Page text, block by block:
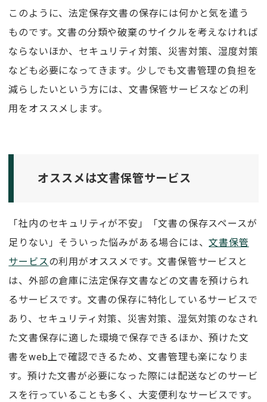
このように、法定保存文書の保存には何かと気を遣う
ものです。文書の分類や破棄のサイクルを考えなければ
ならないほか、セキュリティ対策、災害対策、湿度対策
なども必要になってきます。少しでも文書管理の負担を
減らしたいという方には、文書保管サービスなどの利
用をオススメします。
オススメは文書保管サービス
「社内のセキュリティが不安」「文書の保存スペースが
足りない」そういった悩みがある場合には、文書保管
サービスの利用がオススメです。文書保管サービスと
は、外部の倉庫に法定保存文書などの文書を預けられ
るサービスです。文書の保存に特化しているサービスで
あり、セキュリティ対策、災害対策、湿気対策のなされ
た文書保存に適した環境で保存できるほか、預けた文
書をweb上で確認できるため、文書管理も楽になりま
す。預けた文書が必要になった際には配送などのサービ
スを行っていることも多く、大変便利なサービスです。